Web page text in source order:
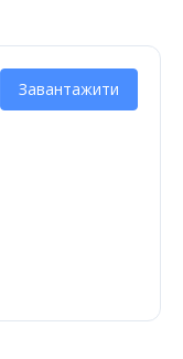
Завантажити